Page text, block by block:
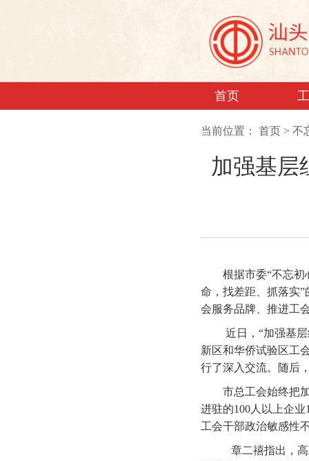
首页
当前位置： 首页 > 不
加强基层
根据市委“不忘初心
命，找差距、抓落实
会服务品牌、推进工
近日，“加强基层组
新区和华侨试验区工
行了深入交流。随后
市总工会始终把加
进驻的100人以上企
工会干部政治敏感性
章二禧指出，高新